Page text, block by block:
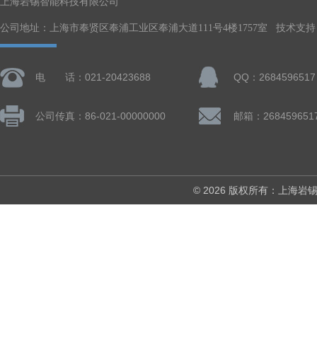
公司地址：上海市奉贤区奉浦工业区奉浦大道111号4楼1757室 技术支
电 话：021-20423688 QQ：2684596517
公司传真：86-021-00000000 邮箱：
© 2026 版权所有：上海岩